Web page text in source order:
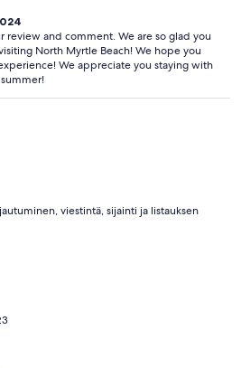
review and comment. We are so glad you
North Myrtle Beach! We hope you
We appreciate you staying with
viestintä, sijainti ja listauksen